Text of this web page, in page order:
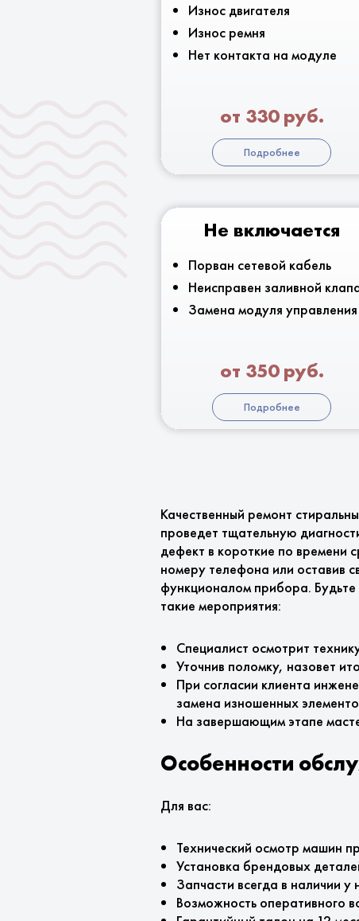
Износ двигателя
Износ ремня
Нет контакта на модуле
от 330 руб.
Подробнее
Не включается
Порван сетевой кабель
Неисправен заливной
Замена модуля управления
от 350 руб.
Подробнее
Качественный ремонт
проведет тщательную
дефект в короткие по времени
номеру телефона или оставив
функционалом прибора. Будьте
такие мероприятия:
Специалист осмотрит
Уточнив поломку, назовет
При согласии клиента
замена изношенных
На завершающим этапе
Особенности
Для вас:
Технический осмотр машин
Установка брендовых
Запчасти всегда в наличии у
Возможность оперативного